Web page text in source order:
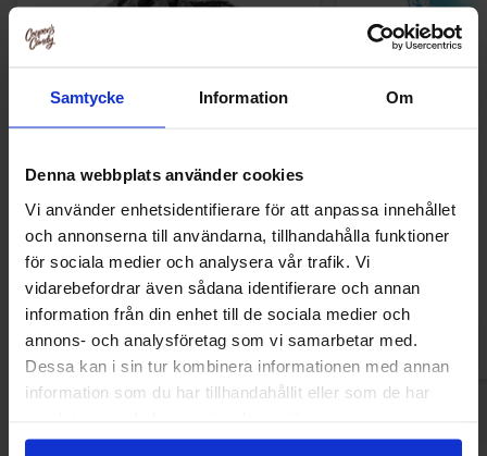
Samtycke Information Om
Denna webbplats använder cookies
Vi använder enhetsidentifierare för att anpassa innehållet
och annonserna till användarna, tillhandahålla funktioner
för sociala medier och analysera vår trafik. Vi
vidarebefordrar även sådana identifierare och annan
information från din enhet till de sociala medier och
annons- och analysföretag som vi samarbetar med.
Dessa kan i sin tur kombinera informationen med annan
information som du har tillhandahållit eller som de har
Red Band Salta Diamanter 1.18kg
Logga in för att handla
S-Märke
Logga in för